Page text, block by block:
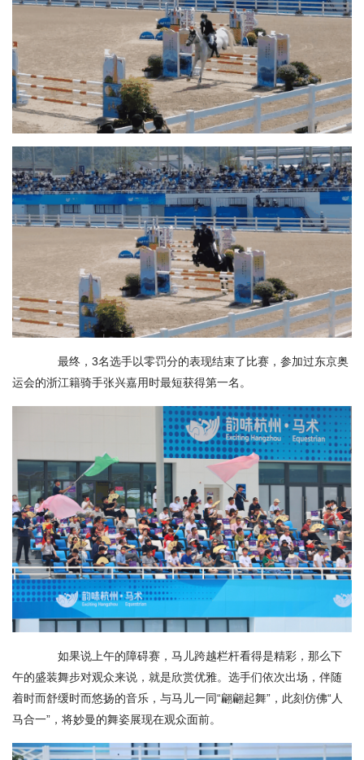
最终，3名选手以零罚分的表现结束了比赛，参加过东京奥
运会的浙江籍骑手张兴嘉用时最短获得第一名。
如果说上午的障碍赛，马儿跨越栏杆看得是精彩，那么下
午的盛装舞步对观众来说，就是欣赏优雅。选手们依次出场，伴随
着时而舒缓时而悠扬的音乐，与马儿一同“翩翩起舞”，此刻仿佛“人
马合一”，将妙曼的舞姿展现在观众面前。